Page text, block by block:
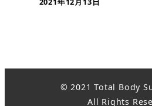
© 2021 Total Body
All Rights